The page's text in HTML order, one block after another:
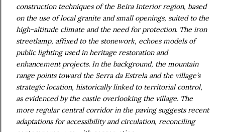
construction techniques of the Beira Interior region, based
on the use of local granite and small openings, suited to the
high-altitude climate and the need for protection. The iron
streetlamp, affixed to the stonework, echoes models of
public lighting used in heritage restoration and
enhancement projects. In the background, the mountain
range points toward the Serra da Estrela and the village’s
strategic location, historically linked to territorial control,
as evidenced by the castle overlooking the village. The
more regular central corridor in the paving suggests recent
adaptations for accessibility and circulation, reconciling